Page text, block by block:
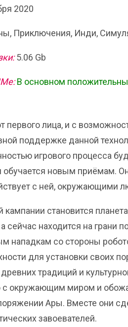
2020
Приключения, Инди,
5.06 Gb
В основном
первого лица, и с
поддержке данной
игрового процесса
новым приёмам.
с ней, окружающими
становится
сейчас находится на грани
нападкам со стороны
для установки своих
традиций и
с окружающим миром и
Ары. Вместе они
завоевателей.